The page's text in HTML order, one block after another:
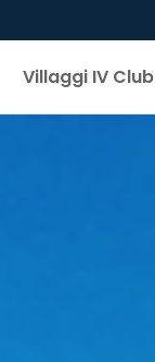
Villaggi IV Club